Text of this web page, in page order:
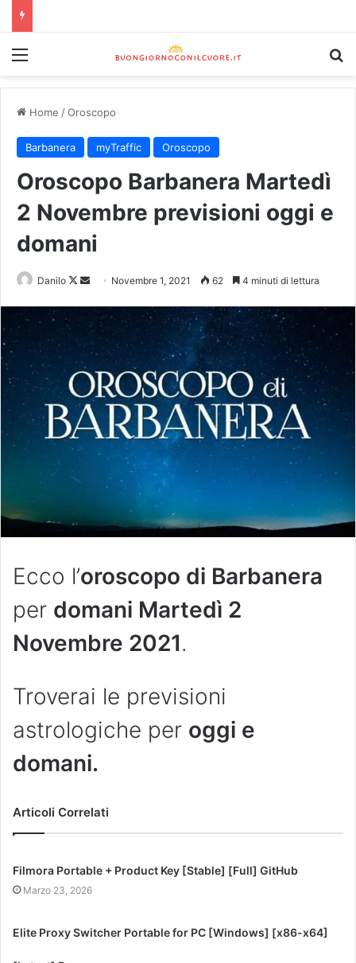
Home /Oroscopo
Barbanera myTraffic Oroscopo
Oroscopo Barbanera Martedì
2 Novembre previsioni oggi e
domani
Danilo Novembre 1, 2021 62 4 minuti di lettura
Ecco l’oroscopo di Barbanera
per domani Martedì 2
Novembre 2021.
Troverai le previsioni
astrologiche per oggi e
domani.
Articoli Correlati
Filmora Portable + Product Key [Stable] [Full] GitHub
Marzo 23, 2026
Elite Proxy Switcher Portable for PC [Windows] [x86-x64]